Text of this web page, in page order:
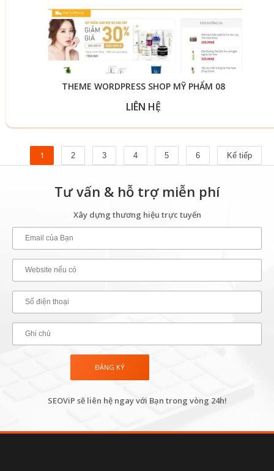
THEME WORDPRESS SHOP MỸ PHẨM 08
LIÊN HỆ
1 2 3 4 5 6 Kế tiếp
Tư vấn & hỗ trợ miễn phí
Xây dựng thương hiệu trực tuyến
SEOViP sẽ liên hệ ngay với Bạn trong vòng 24h!